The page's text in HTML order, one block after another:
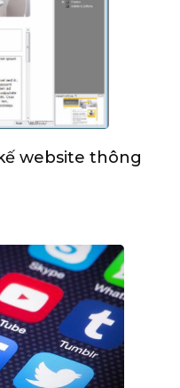
website thông